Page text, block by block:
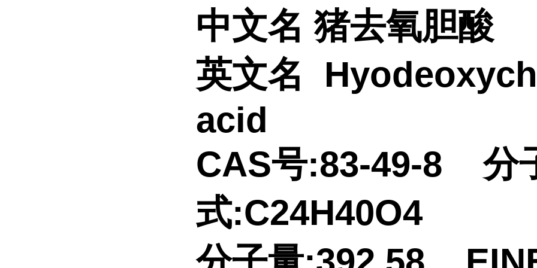
中文名 猪去氧胆酸
英文名
acid
CAS号:83-49-8 分
式:C24H40O4